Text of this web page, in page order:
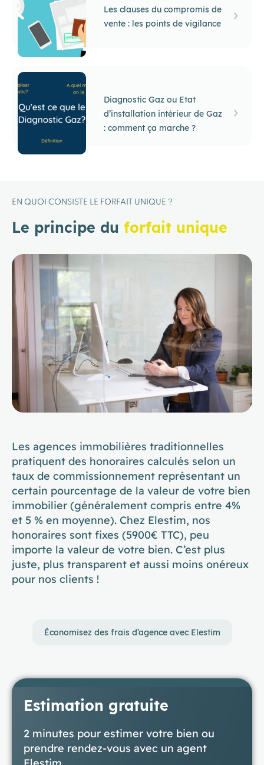
Les clauses du compromis de
vente : les points de vigilance
Diagnostic Gaz ou Etat
d’installation intérieur de Gaz
: comment ça marche ?
EN QUOI CONSISTE LE FORFAIT UNIQUE ?
Le principe du forfait unique
Les agences immobilières traditionnelles
pratiquent des honoraires calculés selon un
taux de commissionnement représentant un
certain pourcentage de la valeur de votre bien
immobilier (généralement compris entre 4%
et 5 % en moyenne). Chez Elestim, nos
honoraires sont fixes (5900€ TTC), peu
importe la valeur de votre bien. C’est plus
juste, plus transparent et aussi moins onéreux
pour nos clients !
Économisez des frais d’agence avec Elestim
Estimation gratuite
2 minutes pour estimer votre bien ou
prendre rendez-vous avec un agent